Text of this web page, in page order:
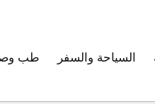
السياحة والسفر طب